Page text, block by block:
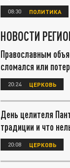
08:30 ПОЛИТИКА
НОВОСТИ
Православным
сломался или
20:24 ЦЕРКОВЬ
День целителя
традиции и что
20:08 ЦЕРКОВЬ